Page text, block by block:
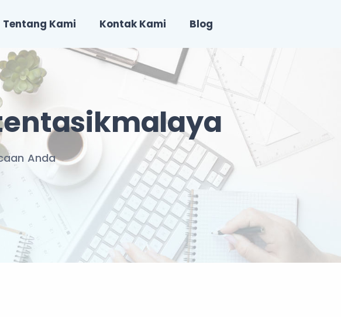
Tentang Kami Kontak Kami Blog
Anda